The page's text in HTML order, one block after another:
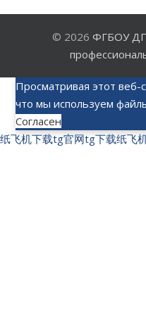
© 2026 ФГБОУ
Просматривая этот веб-
что мы используем
Согласен
纸飞机下载tg官网tg下载纸飞